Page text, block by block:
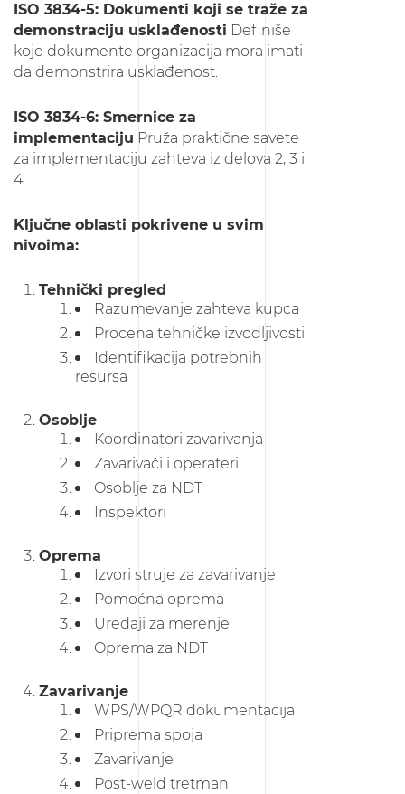
ISO 3834-5: Dokumenti koji se traže za
demonstraciju usklađenosti Definiše
koje dokumente organizacija mora imati
da demonstrira usklađenost.
ISO 3834-6: Smernice za
implementaciju Pruža praktične savete
za implementaciju zahteva iz delova 2, 3 i
4.
Ključne oblasti pokrivene u svim
nivoima:
Tehnički pregled
Razumevanje zahteva kupca
Procena tehničke izvodljivosti
Identifikacija potrebnih
resursa
Osoblje
Koordinatori zavarivanja
Zavarivači i operateri
Osoblje za NDT
Inspektori
Oprema
Izvori struje za zavarivanje
Pomoćna oprema
Uređaji za merenje
Oprema za NDT
Zavarivanje
WPS/WPQR dokumentacija
Priprema spoja
Zavarivanje
Post-weld tretman